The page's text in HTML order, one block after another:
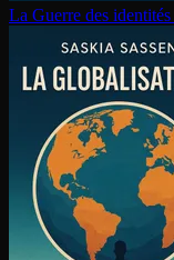
La Guerre des identités